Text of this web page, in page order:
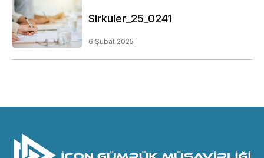
Sirkuler_25_0241
6 Şubat 2025